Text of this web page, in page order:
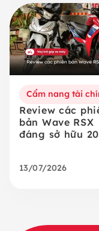
Cẩm nang tài
Review các
bản Wave RSX
đáng sở hữu
13/07/2026